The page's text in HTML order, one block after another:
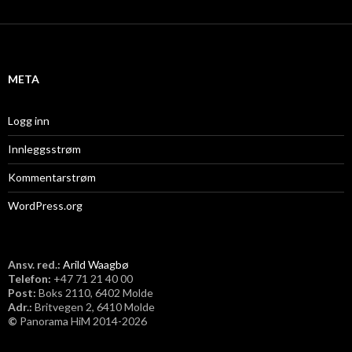
i
META
Logg inn
Innleggsstrøm
Kommentarstrøm
WordPress.org
Ansv. red.: Arild Waagbø
Telefon: ​+47 71 21 40 00
Post: Boks 2110, 6402 Molde
Adr.: Britvegen 2, 6410 Molde
© Panorama HiM 2014-2026